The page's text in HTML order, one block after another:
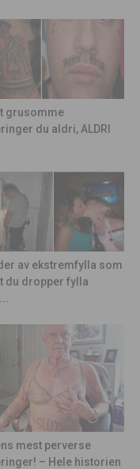
grusomme
du aldri, ALDRI
av ekstremfylla som
du dropper fylla
mest perverse
– Hele historien